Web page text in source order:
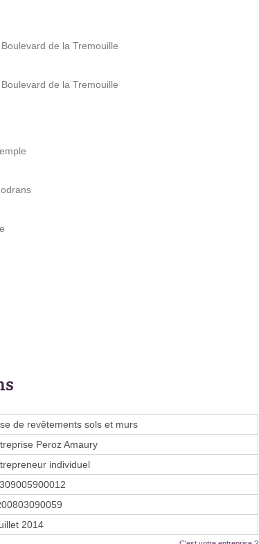
de la Tremouille
de la Tremouille
de revêtements sols et murs
Peroz Amaury
individuel
2014